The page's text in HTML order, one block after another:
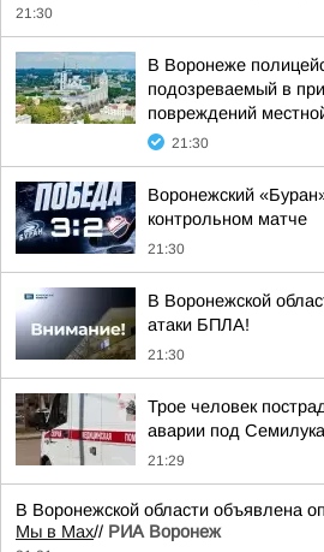
21:30
В Воронеже
подозреваемый в
повреждений
21:30
Воронежский
контрольном матче
21:30
В Воронежской
атаки БПЛА!
21:30
Трое человек
аварии под
21:29
В Воронежской области объявлена
Мы в Мах// РИА Воронеж